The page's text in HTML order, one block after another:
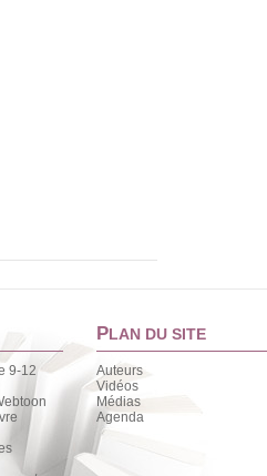
9-12
PLAN DU SITE
Auteurs
Vidéos
Médias
Agenda